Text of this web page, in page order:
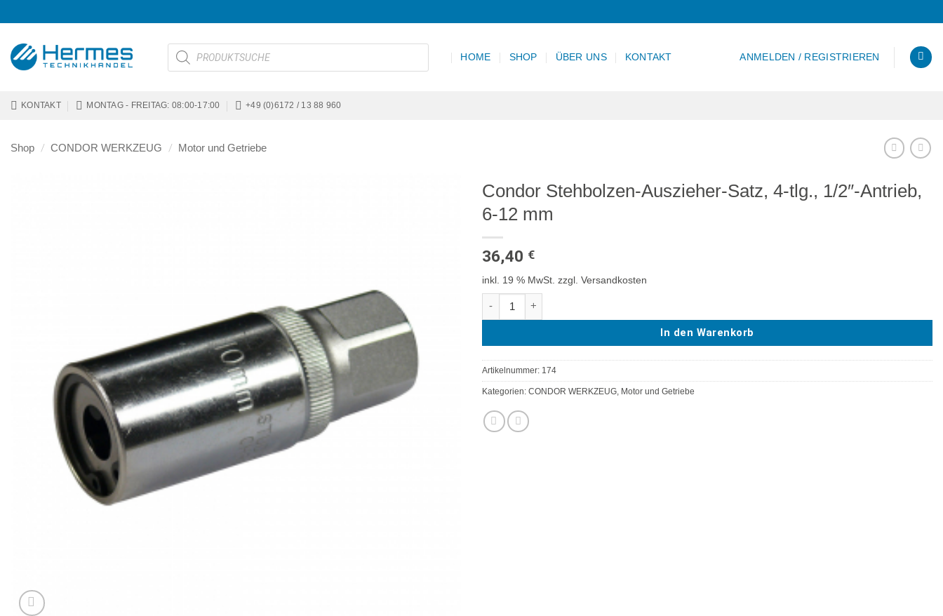
Inhalt
springen
Products
search
HOME SHOP ÜBER UNS KONTAKT ANMELDEN / REGISTRIEREN
KONTAKT MONTAG - FREITAG: 08:00-17:00 +49 (0)6172 / 13 88 960
Shop / CONDOR WERKZEUG / Motor und Getriebe
Condor Stehbolzen-Auszieher-Satz, 4-tlg., 1/2″-Antrieb,
6-12 mm
36,40 €
inkl. 19 % MwSt. zzgl. Versandkosten
In den Warenkorb
Artikelnummer: 174
Kategorien: CONDOR WERKZEUG Motor und Getriebe